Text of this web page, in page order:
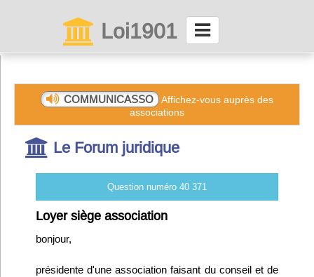
Loi1901
Connexion
Abonnez-vous à LettrAsso
Menu général
ServiceAsso
Partager
COMMUNICASSO
Affichez-vous auprès des
associations
Le Forum juridique
Question numéro 40 371
Loyer siège association
bonjour,
présidente d'une association faisant du conseil et de